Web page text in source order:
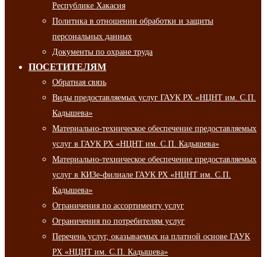
Республике Хакасия
Политика в отношении обработки и защиты
персональных данных
Документы по охране труда
ПОСЕТИТЕЛЯМ
Обратная связь
Виды предоставляемых услуг ГАУК РХ «НЦНТ им. С.П.
Кадышева»
Материально-техническое обеспечение предоставляемых
услуг в ГАУК РХ «НЦНТ им. С.П. Кадышева»
Материально-техническое обеспечение предоставляемых
услуг в КИЗе-филиале ГАУК РХ «НЦНТ им. С.П.
Кадышева»
Ограничения по ассортименту услуг
Ограничения по потребителям услуг
Перечень услуг, оказываемых на платной основе ГАУК
РХ «НЦНТ им. С.П. Кадышева»